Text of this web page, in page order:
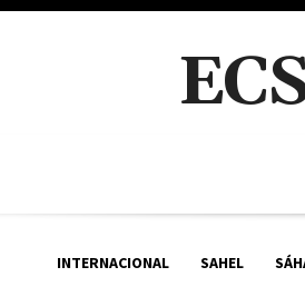
INTERNACIONAL SAHEL